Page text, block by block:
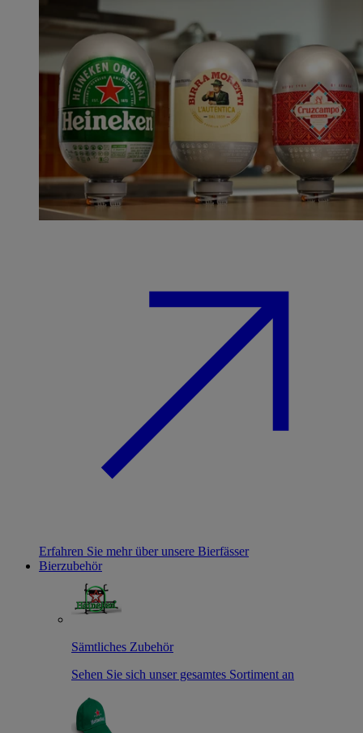
Erfahren Sie mehr über unsere Bierfässer
Bierzubehör
Sämtliches Zubehör
Sehen Sie sich unser gesamtes Sortiment an